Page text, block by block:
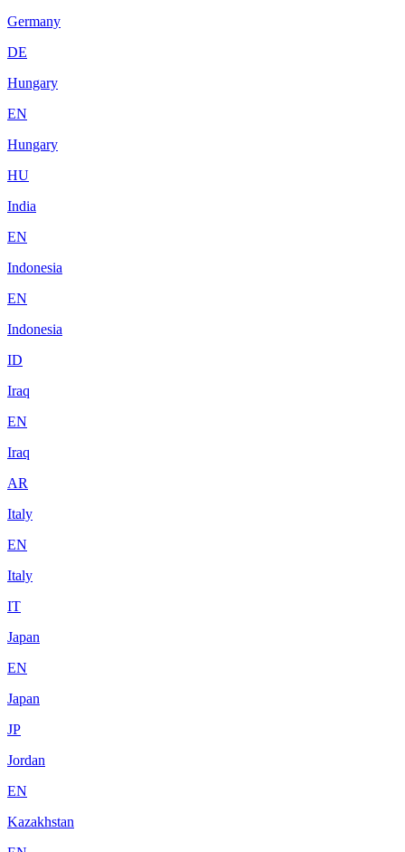
Germany
DE
Hungary
EN
Hungary
HU
India
EN
Indonesia
EN
Indonesia
ID
Iraq
EN
Iraq
AR
Italy
EN
Italy
IT
Japan
EN
Japan
JP
Jordan
EN
Kazakhstan